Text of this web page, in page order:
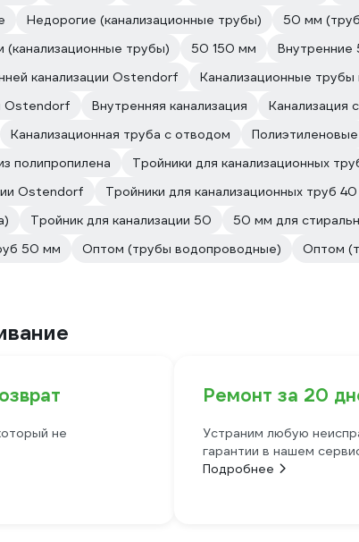
Недорогие (канализационные трубы) 50 мм
(канализационные трубы) 50 150 мм
канализации Ostendorf Канализационные
Ostendorf
Внутренняя канализация Канализация
Канализационная труба с отводом Полиэтиленовые
полипропилена Тройники для канализационных
Ostendorf
Тройники для канализационных труб
Тройник для канализации 50 50 мм для
50 мм
Оптом (трубы водопроводные) Оптом
не
Ремонт за 20
Устраним любую
гарантии в нашем
Подробнее